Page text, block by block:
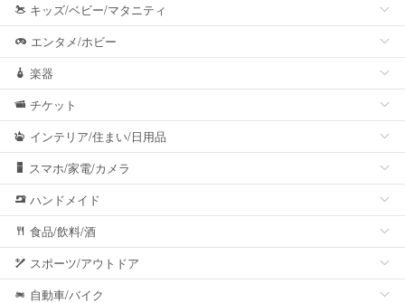
キッズ/ベビー/マタニティ
エンタメ/ホビー
楽器
チケット
インテリア/住まい/日用品
スマホ/家電/カメラ
ハンドメイド
食品/飲料/酒
スポーツ/アウトドア
自動車/バイク